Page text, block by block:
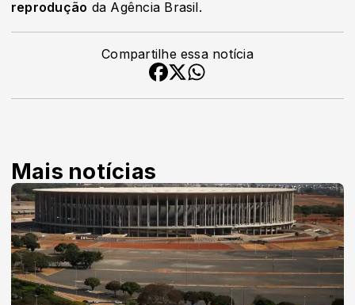
reprodução da Agência Brasil.
Compartilhe essa notícia
Mais notícias